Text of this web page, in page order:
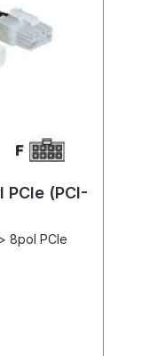
(PCI-
8pol PCIe